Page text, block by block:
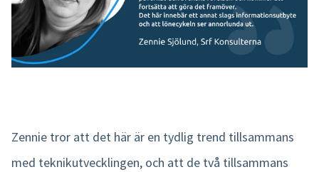
Zennie tror att det här är en tydlig trend tillsammans
med teknikutvecklingen, och att de två tillsammans